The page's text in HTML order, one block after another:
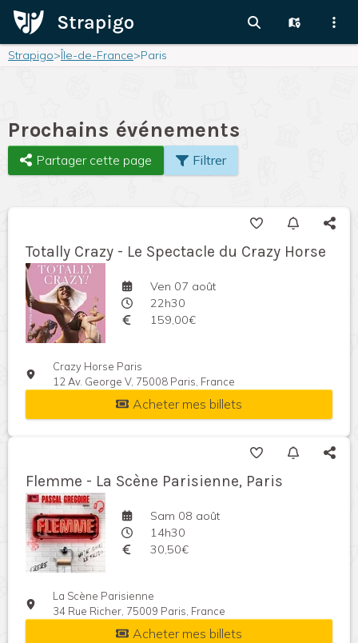
Strapigo>Île-de-France>Paris
Prochains événements
Partager cette page Filtrer
Totally Crazy - Le Spectacle du Crazy Horse
Ven 07 août
22h30
159,00€
Crazy Horse Paris
12 Av. George V, 75008 Paris, France
Acheter mes billets
Flemme - La Scène Parisienne, Paris
Sam 08 août
14h30
30,50€
La Scène Parisienne
34 Rue Richer, 75009 Paris, France
Acheter mes billets